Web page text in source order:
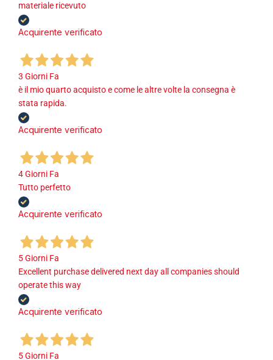
materiale ricevuto
Acquirente verificato
3 Giorni Fa
è il mio quarto acquisto e come le altre volte la consegna è
stata rapida.
Acquirente verificato
4 Giorni Fa
Tutto perfetto
Acquirente verificato
5 Giorni Fa
Excellent purchase delivered next day all companies should
operate this way
Acquirente verificato
5 Giorni Fa